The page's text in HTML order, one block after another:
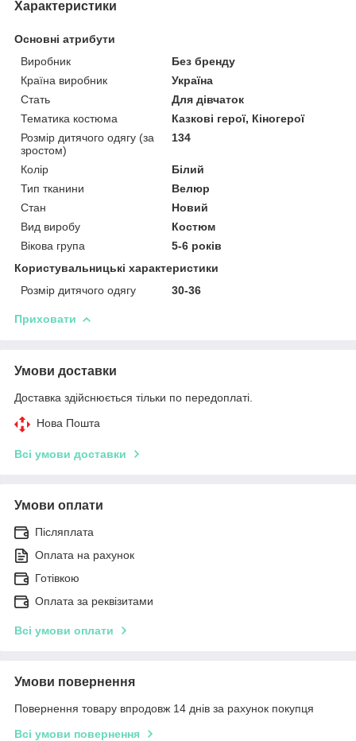
Характеристики
Основні атрибути
Виробник
Без бренду
Країна виробник
Україна
Стать
Для дівчаток
Тематика костюма
Казкові герої, Кіногерої
Розмір дитячого одягу (за
зростом)
134
Колір
Білий
Тип тканини
Велюр
Стан
Новий
Вид виробу
Костюм
Вікова група
5-6 років
Користувальницькі характеристики
Розмір дитячого одягу
30-36
Приховати
Умови доставки
Доставка здійснюється тільки по передоплаті.
Нова Пошта
Всі умови доставки
Умови оплати
Післяплата
Оплата на рахунок
Готівкою
Оплата за реквізитами
Всі умови оплати
Умови повернення
Повернення товару впродовж 14 днів за рахунок покупця
Всі умови повернення